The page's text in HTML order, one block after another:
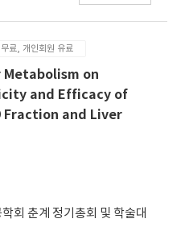
료, 개인회원 유료
on
and Efficacy of
Fraction and Liver
회 춘계 정기총회 및 학술대